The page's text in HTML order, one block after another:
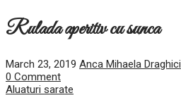
Rulada aperitiv cu sunca
March 23, 2019 Anca Mihaela Draghici
0 Comment
Aluaturi sarate